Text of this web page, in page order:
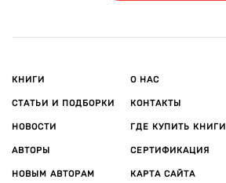
КНИГИ
СТАТЬИ И ПОДБОРКИ
НОВОСТИ
АВТОРЫ
НОВЫМ АВТОРАМ
О НАС
КОНТАКТЫ
ГДЕ КУПИТЬ КНИГИ
СЕРТИФИКАЦИЯ
КАРТА САЙТА